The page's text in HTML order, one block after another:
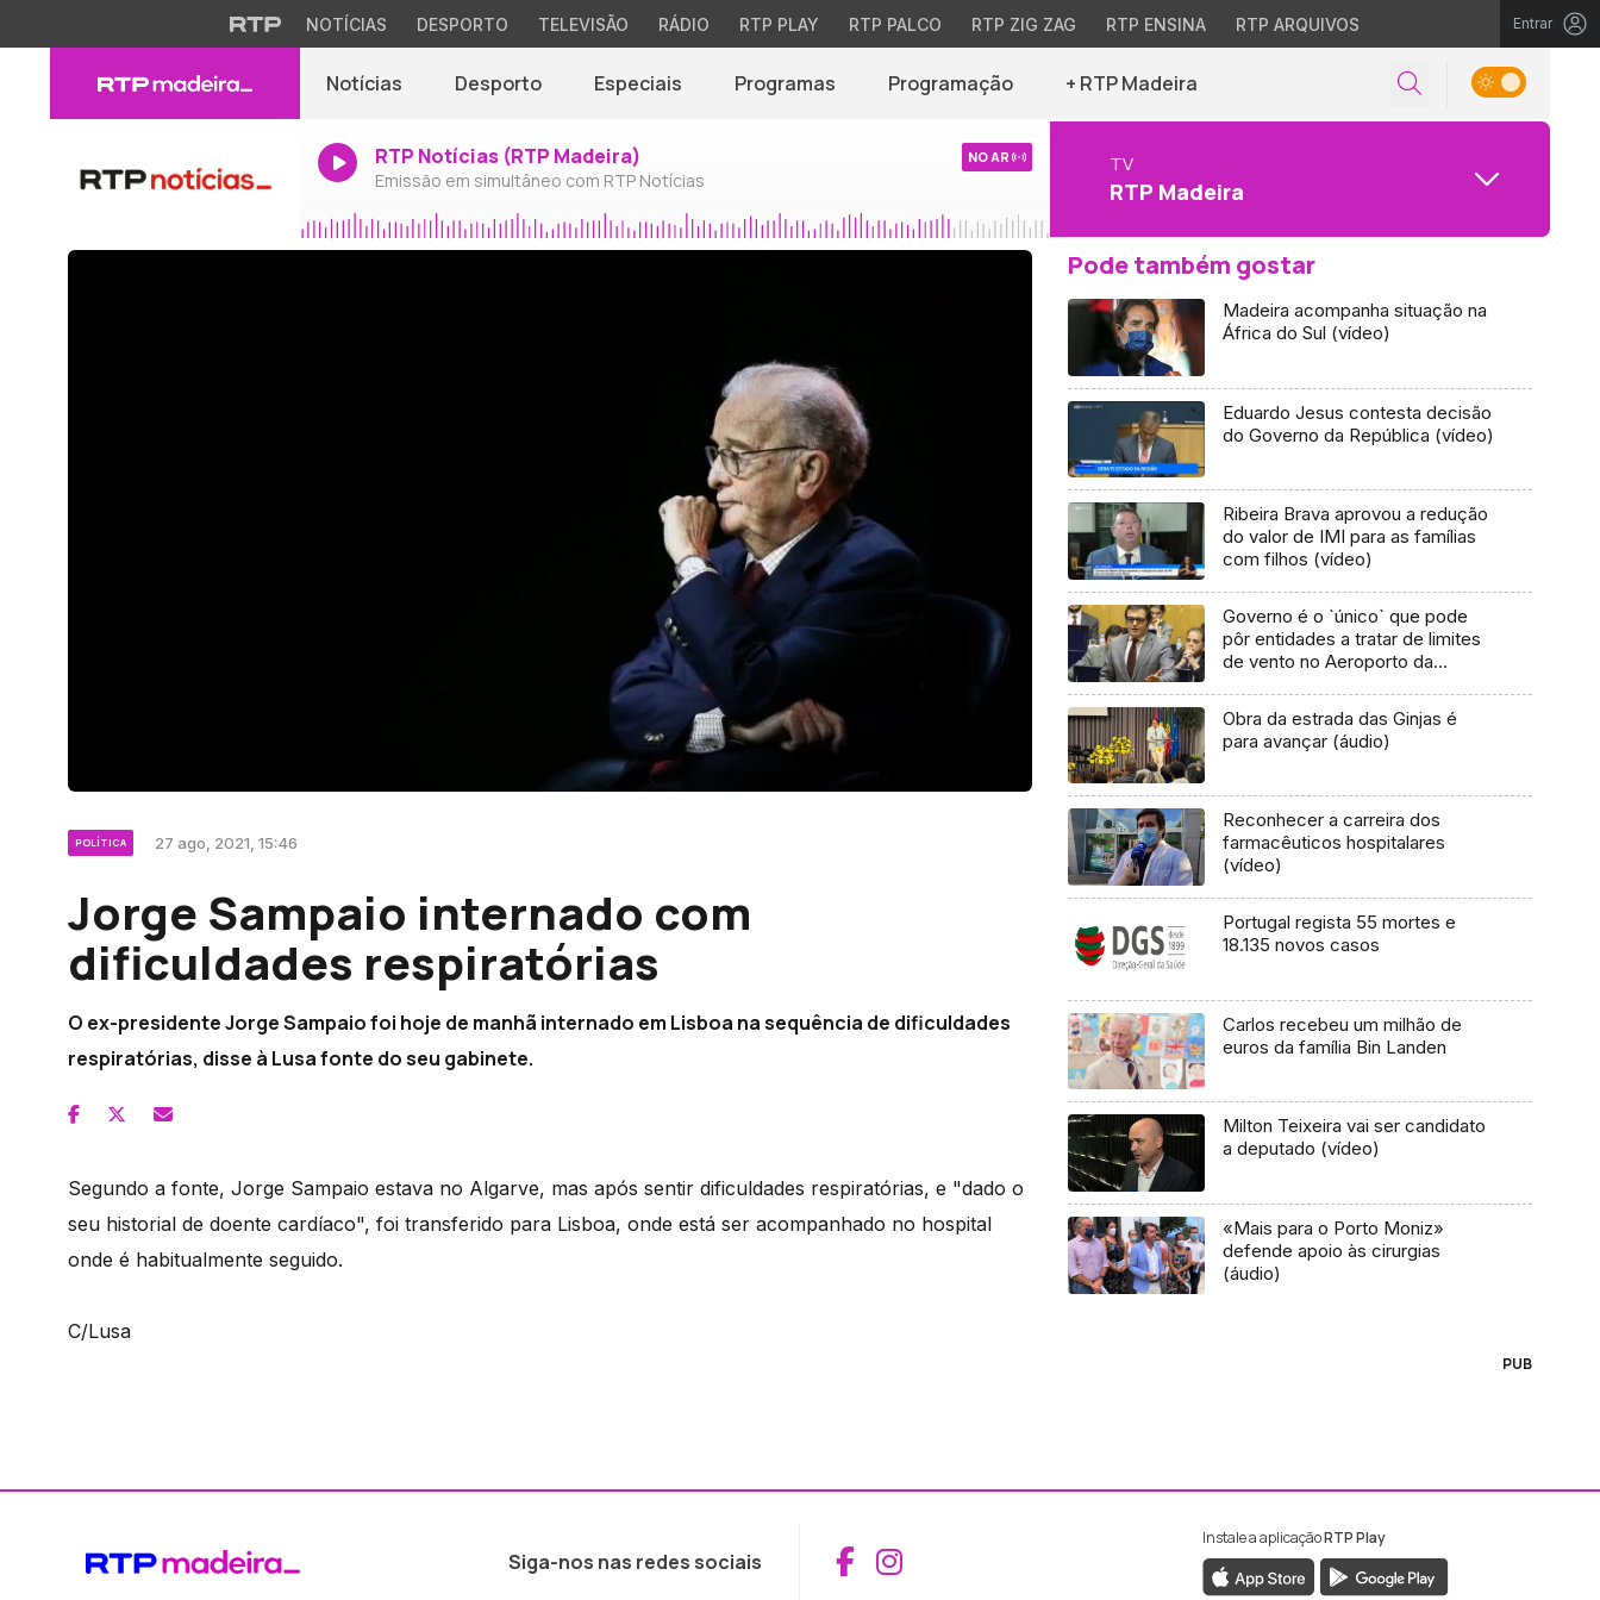
NOTÍCIAS DESPORTO TELEVISÃO RÁDIO RTP PLAY RTP PALCO RTP ZIG ZAG RTP ENSINA RTP ARQUIVOS Entrar
Notícias Desporto Especiais Programas Programação + RTP Madeira
RTP Notícias (RTP Madeira)
Emissão em simultâneo com RTP Notícias
NO AR TV
RTP Madeira
POLÍTICA 27 ago, 2021, 15:46
Jorge Sampaio internado com
dificuldades respiratórias
O ex-presidente Jorge Sampaio foi hoje de manhã internado em Lisboa na sequência de dificuldades
respiratórias, disse à Lusa fonte do seu gabinete.
Segundo a fonte, Jorge Sampaio estava no Algarve, mas após sentir dificuldades respiratórias, e "dado o
seu historial de doente cardíaco", foi transferido para Lisboa, onde está ser acompanhado no hospital
onde é habitualmente seguido.
C/Lusa
Pode também gostar
Madeira acompanha situação na
África do Sul (vídeo)
Eduardo Jesus contesta decisão
do Governo da República (vídeo)
Ribeira Brava aprovou a redução
do valor de IMI para as famílias
com filhos (vídeo)
Governo é o `único` que pode
pôr entidades a tratar de limites
de vento no Aeroporto da
Obra da estrada das Ginjas é
para avançar (áudio)
Reconhecer a carreira dos
farmacêuticos hospitalares
(vídeo)
Portugal regista 55 mortes e
18.135 novos casos
Carlos recebeu um milhão de
euros da família Bin Landen
Milton Teixeira vai ser candidato
a deputado (vídeo)
«Mais para o Porto Moniz»
defende apoio às cirurgias
(áudio)
PUB
Siga-nos nas redes sociais Aceder ao Facebook da RTP Madeira
Aceder ao Instagram da RTP Madeira
Instale a aplicaçãoRTP Play